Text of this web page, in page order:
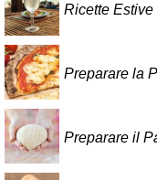
Ricette Estive
Preparare la
Preparare il